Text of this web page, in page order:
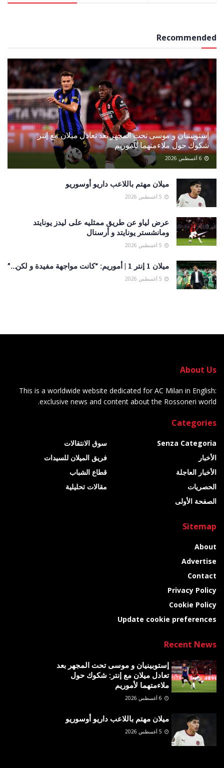
Recommended
إستوبينيان و موسى تحت المجهر بعد تعادل ميلان مع إنتر:
شكوك حول ملاءمتهما لأموريم
ميلان مهتم باللاعب داريو أوسوريو
عرض لياو عن طريق ممثليه على ليدز يونايتد
ومانشستر يونايتد و أرسنال
ميلان 1 إنتر 1 | أموريم: “كانت مواجهة مفيدة و لكن…”
About Us
This is a worldwide website dedicated for AC Milan in English:
exclusive news and content about the Rossoneri world.
Categories
Senza Categoria
الأخبار
الأخبار العاجلة
الحصريات
الصفحة الأولى
سوق الانتقالات
فريق الميلان للسيدات
قطاع الشباب
مقالات تحليلية
Sitemap
About
Advertise
Contact
Privacy Policy
Cookie Policy
Update cookie preferences
Recent News
إستوبينيان و موسى تحت المجهر بعد
تعادل ميلان مع إنتر: شكوك حول
ملاءمتهما لأموريم
ميلان مهتم باللاعب داريو أوسوريو